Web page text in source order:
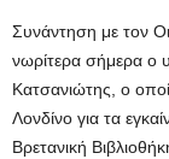
Συνάντηση με τον
νωρίτερα σήμερα ο
Κατσανιώτης, ο
Λονδίνο για τα
Βρετανική